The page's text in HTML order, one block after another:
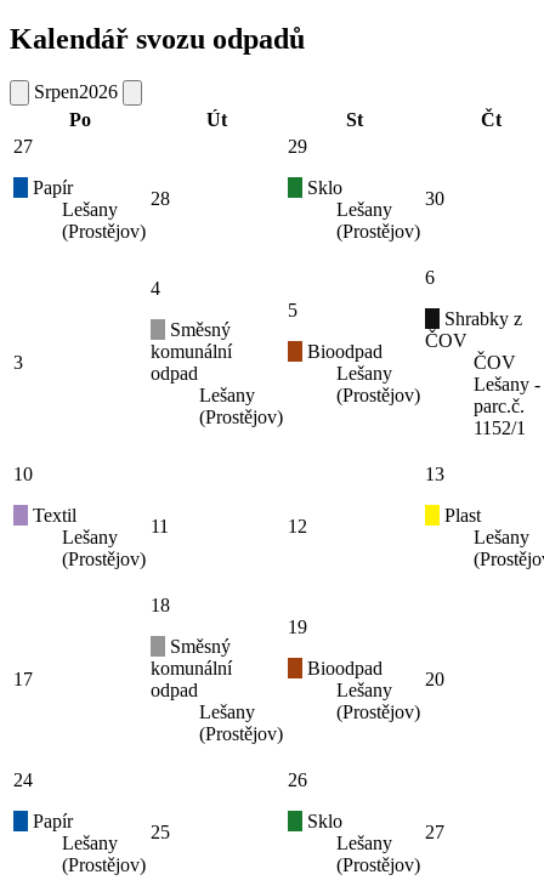
Kalendář svozu odpadů
Srpen2026
Po
Út St
Čt
27
Papír
Lešany
(Prostějov)
28
29
Sklo
Lešany
(Prostějov)
30
3
4
Směsný
komunální
odpad
Lešany
(Prostějov)
5
Bioodpad
Lešany
(Prostějov)
6
Shrabky z
ČOV
ČOV
Lešany -
parc.č.
1152/1
10
Textil
Lešany
(Prostějov)
11 12
13
Plast
Lešany
17
18
Směsný
komunální
odpad
Lešany
(Prostějov)
19
Bioodpad
Lešany
(Prostějov)
20
24
Papír
Lešany
(Prostějov)
25
26
Sklo
Lešany
(Prostějov)
27